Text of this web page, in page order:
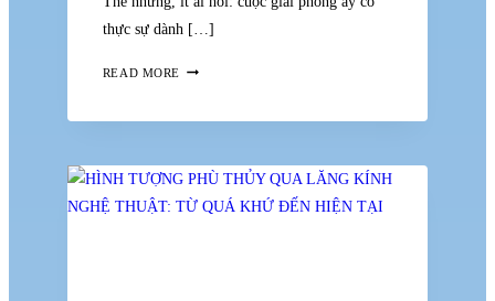
thực sự dành […]
READ MORE PHONG
HAY
LOẠI